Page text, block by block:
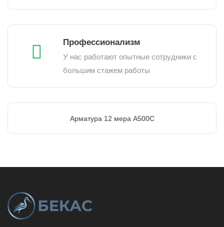
Профессионализм
У нас работают опытные сотрудники с
большим стажем работы
Арматура 12 мера А500С